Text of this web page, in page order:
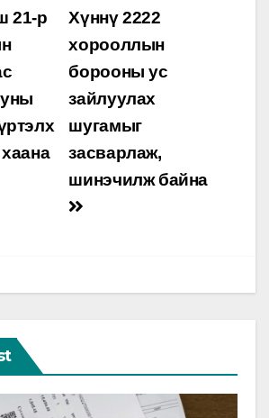
Хүннү 2222
хорооллын
борооны ус
зайлуулах
шугамыг
засварлаж,
шинэчилж байна
21-р